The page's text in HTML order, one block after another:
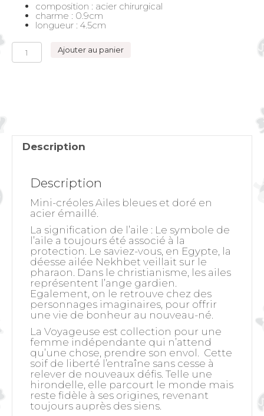
composition : acier chirurgical
charme : 0.9cm
longueur : 4.5cm
quantité
Mini-
Ajouter au panier
Description
Description
Mini-créoles Ailes bleues et doré en
acier émaillé.
La signification de l’aile : Le symbole de
l’aile a toujours été associé à la
protection. Le saviez-vous, en Egypte, la
déesse ailée Nekhbet veillait sur le
pharaon. Dans le christianisme, les ailes
représentent l’ange gardien.
Egalement, on le retrouve chez des
personnages imaginaires, pour offrir
une vie de bonheur au nouveau-né.
La Voyageuse est collection pour une
femme indépendante qui n’attend
qu’une chose, prendre son envol. Cette
soif de liberté l’entraîne sans cesse à
relever de nouveaux défis. Telle une
hirondelle, elle parcourt le monde mais
reste fidèle à ses origines, revenant
toujours auprès des siens.